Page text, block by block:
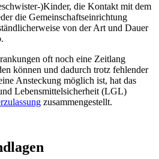
)Kinder, die Kontakt mit dem
die Gemeinschaftseinrichtung
von der Art und Dauer
oft noch eine Zeitlang
können und dadurch trotz fehlender
Ansteckung möglich ist, hat das
Lebensmittelsicherheit (LGL)
zusammengestellt.